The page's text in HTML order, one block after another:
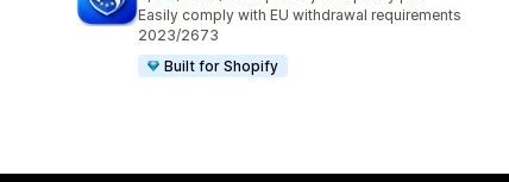
Easily comply with EU withdrawal requirements
2023/2673
Built for Shopify